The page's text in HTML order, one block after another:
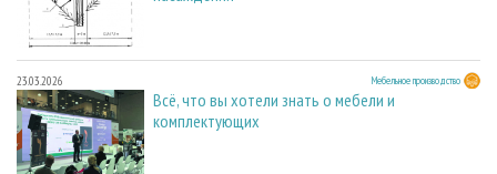
23.03.2026 Мебельное производство
Всё, что вы хотели знать о мебели и
комплектующих